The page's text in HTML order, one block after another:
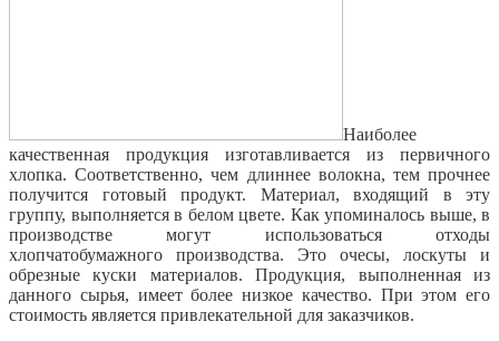
Наиболее
качественная продукция изготавливается из первичного
хлопка. Соответственно, чем длиннее волокна, тем прочнее
получится готовый продукт. Материал, входящий в эту
группу, выполняется в белом цвете. Как упоминалось выше, в
производстве могут использоваться отходы
хлопчатобумажного производства. Это очесы, лоскуты и
обрезные куски материалов. Продукция, выполненная из
данного сырья, имеет более низкое качество. При этом его
стоимость является привлекательной для заказчиков.